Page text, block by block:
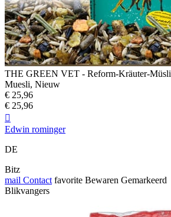
THE GREEN VET - Reform-Kräuter-Müsli
Muesli, Nieuw
€ 25,96
€ 25,96

Edwin rominger
DE
Bitz
mail Contact favorite Bewaren Gemarkeerd
Blikvangers